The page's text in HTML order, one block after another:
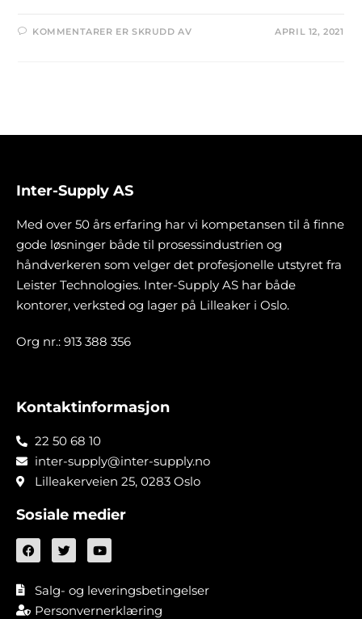
KOMMENTARER ER SKRUDD AV APRIL 12, 2021
Inter-Supply AS
Med over 50 års erfaring har vi kompetansen til å finne
gode løsninger både til prosessindustrien og
håndverkeren som velger det profesjonelle utstyret fra
Leister Technologies. Inter-Supply AS har både
kontorer, verksted og lager på Lilleaker i Oslo.
Org nr.: 913 388 356
Kontaktinformasjon
22 50 68 10
inter-supply@inter-supply.no
Lilleakerveien 25, 0283 Oslo
Sosiale medier
Salg- og leveringsbetingelser
Personvernerklæring